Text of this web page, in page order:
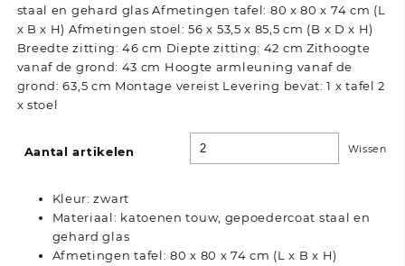
staal en gehard glas Afmetingen tafel: 80 x 80 x 74 cm (L
x B x H) Afmetingen stoel: 56 x 53,5 x 85,5 cm (B x D x H)
Breedte zitting: 46 cm Diepte zitting: 42 cm Zithoogte
vanaf de grond: 43 cm Hoogte armleuning vanaf de
grond: 63,5 cm Montage vereist Levering bevat: 1 x tafel 2
x stoel
Aantal artikelen Wissen
Kleur: zwart
Materiaal: katoenen touw, gepoedercoat staal en
gehard glas
Afmetingen tafel: 80 x 80 x 74 cm (L x B x H)